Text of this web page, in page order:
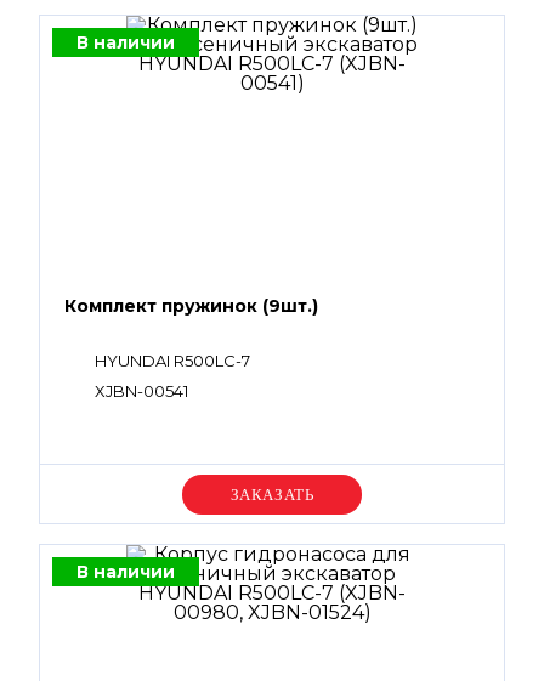
В наличии
Комплект пружинок (9шт.)
HYUNDAI R500LC-7
XJBN-00541
Уточняйте цену
В наличии